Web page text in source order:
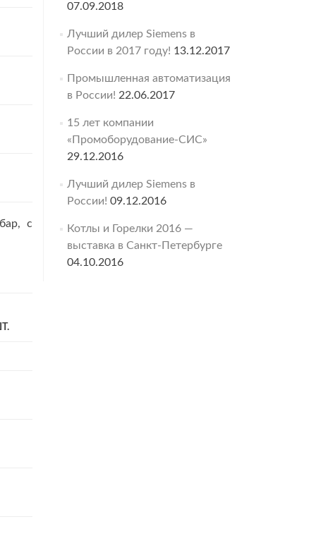
с
07.09.2018
Лучший дилер Siemens в
России в 2017 году! 13.12.2017
Промышленная автоматизация
в России! 22.06.2017
15 лет компании
«Промоборудование-СИС»
29.12.2016
Лучший дилер Siemens в
России! 09.12.2016
Котлы и Горелки 2016 —
выставка в Санкт-Петербурге
04.10.2016